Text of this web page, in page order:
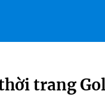
trang